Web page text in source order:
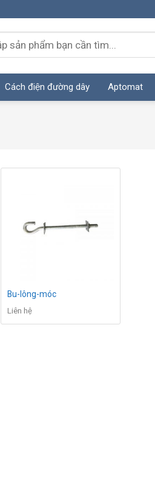
Cách điện đường dây Aptomat
Bu-lông-móc
Liên hệ